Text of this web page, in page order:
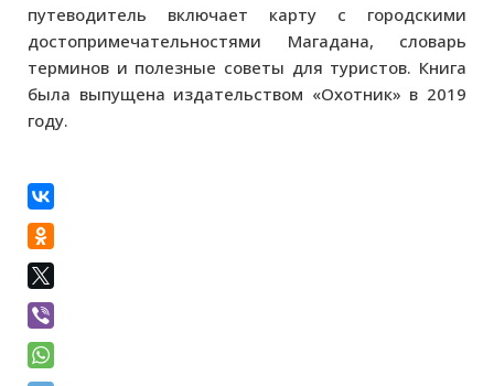
путеводитель включает карту с городскими
достопримечательностями Магадана, словарь
терминов и полезные советы для туристов. Книга
была выпущена издательством «Охотник» в 2019
году.